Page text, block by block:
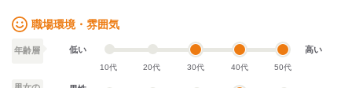
試用期間：なし
職場環境・雰囲気
年齢層 低い
10代 20代 30代 40代 50代
高い